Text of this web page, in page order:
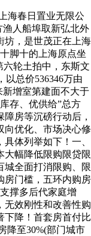
海春日置业无限公
人船埠取新弘北外
坊，是世茂正在上海
脚十的上海原点坐
六轮土拍中，东斯文
以总价536346万由
新增室第建面不大于
存、优供给”总方
房等沉磅行动后，
向优化、市场决心修
体列举如下！一、
大幅降低限购限贷限
城全面打消限购、限
房门槛，五环内购房
撑多后代家庭增
无效刚性和改善性购
下降！首套房首付比
降至30%(部门城市